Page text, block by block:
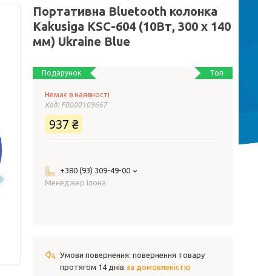
Портативна Bluetooth колонка
Kakusiga KSC-604 (10Вт, 300 х 140
мм) Ukraine Blue
Топ
Подарунок
Немає в наявності
Код: F0000109667
937 ₴
+380 (93) 309-49-00
Менеджер Ілона
повернення товару
протягом 14 днів за домовленістю